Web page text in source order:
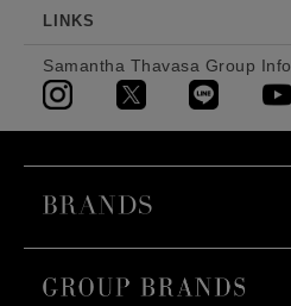
LINKS
Samantha Thavasa Group Info.